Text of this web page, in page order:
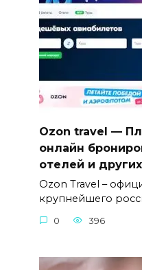
Ozon travel —
онлайн
отелей и
Ozon Travel –
крупнейшего
0 396